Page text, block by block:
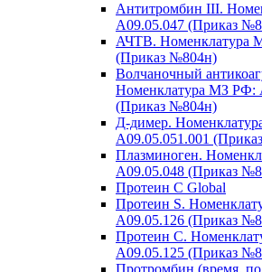
Антитромбин III.
A09.05.047 (Приказ
АЧТВ. Номенклатура
(Приказ №804н)
Волчаночный
Номенклатура МЗ РФ:
(Приказ №804н)
Д-димер.
A09.05.051.001
Плазминоген.
A09.05.048 (Приказ
Протеин C Global
Протеин S.
A09.05.126 (Приказ
Протеин С.
A09.05.125 (Приказ
Протромбин (время,